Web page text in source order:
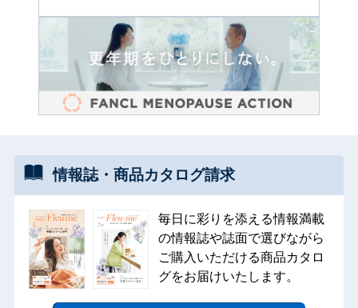
情報誌・ 商品カタログ請求
毎日に彩りを添える情報満載
の情報誌や誌面で選びながら
ご購入いただける商品カタロ
グをお届けいたします。